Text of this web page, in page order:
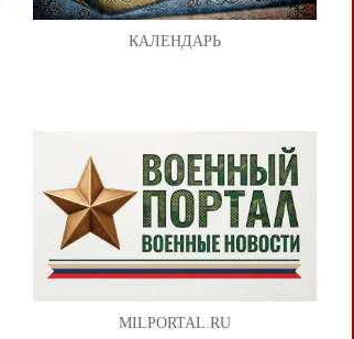
КАЛЕНДАРЬ
MILPORTAL.RU